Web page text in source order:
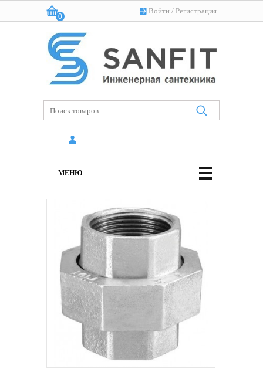
Войти / Регистрация
Корзина:
0
(пусто)
МЕНЮ